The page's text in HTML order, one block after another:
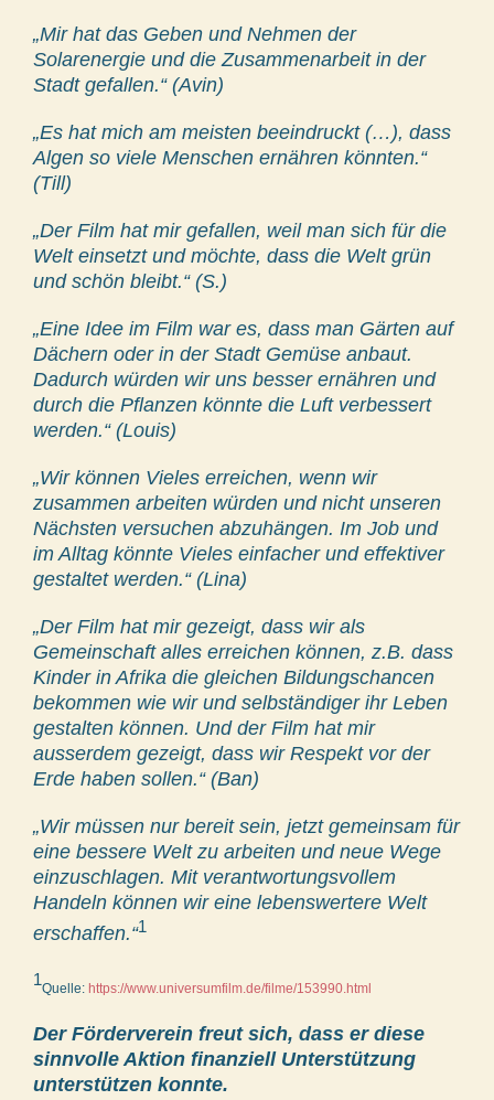
„Mir hat das Geben und Nehmen der
Solarenergie und die Zusammenarbeit in der
Stadt gefallen.“ (Avin)
„Es hat mich am meisten beeindruckt (…), dass
Algen so viele Menschen ernähren könnten.“
(Till)
„Der Film hat mir gefallen, weil man sich für die
Welt einsetzt und möchte, dass die Welt grün
und schön bleibt.“ (S.)
„Eine Idee im Film war es, dass man Gärten auf
Dächern oder in der Stadt Gemüse anbaut.
Dadurch würden wir uns besser ernähren und
durch die Pflanzen könnte die Luft verbessert
werden.“ (Louis)
„Wir können Vieles erreichen, wenn wir
zusammen arbeiten würden und nicht unseren
Nächsten versuchen abzuhängen. Im Job und
im Alltag könnte Vieles einfacher und effektiver
gestaltet werden.“ (Lina)
„Der Film hat mir gezeigt, dass wir als
Gemeinschaft alles erreichen können, z.B. dass
Kinder in Afrika die gleichen Bildungschancen
bekommen wie wir und selbständiger ihr Leben
gestalten können. Und der Film hat mir
ausserdem gezeigt, dass wir Respekt vor der
Erde haben sollen.“ (Ban)
„Wir müssen nur bereit sein, jetzt gemeinsam für
eine bessere Welt zu arbeiten und neue Wege
einzuschlagen. Mit verantwortungsvollem
Handeln können wir eine lebenswertere Welt
erschaffen.“1
1Quelle: https://www.universumfilm.de/filme/153990.html
Der Förderverein freut sich, dass er diese
sinnvolle Aktion finanziell Unterstützung
unterstützen konnte.